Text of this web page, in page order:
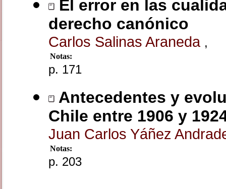
El error en las
derecho canónico
Carlos Salinas Araneda ,
Notas:
p. 171
Antecedentes y
Chile entre 1906 y
Juan Carlos Yáñez
Notas:
p. 203